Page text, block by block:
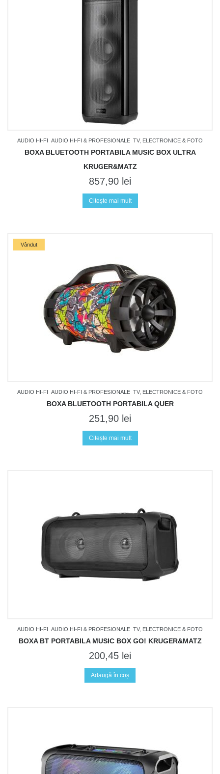
AUDIO HI-FI AUDIO HI-FI & PROFESIONALE TV, ELECTRONICE & FOTO
BOXA BLUETOOTH PORTABILA MUSIC BOX ULTRA
KRUGER&MATZ
857,90 lei
Citește mai mult
Vândut
AUDIO HI-FI AUDIO HI-FI & PROFESIONALE TV, ELECTRONICE & FOTO
BOXA BLUETOOTH PORTABILA QUER
251,90 lei
Citește mai mult
AUDIO HI-FI AUDIO HI-FI & PROFESIONALE TV, ELECTRONICE & FOTO
BOXA BT PORTABILA MUSIC BOX GO! KRUGER&MATZ
200,45 lei
Adaugă în coș